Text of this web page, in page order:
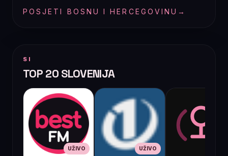
POSJETI BOSNU I HERCEGOVINU →
SI
TOP 20 SLOVENIJA
UŽIVO UŽIVO